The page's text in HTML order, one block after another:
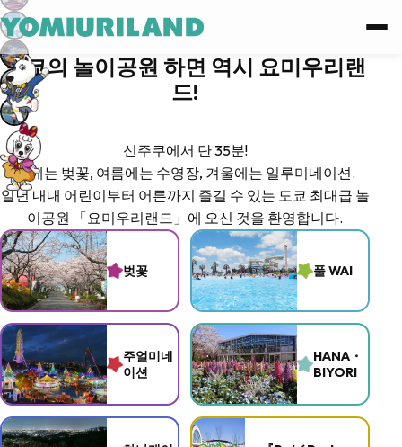
도쿄의 놀이공원 하면 역시 요미우리랜
드!
신주쿠에서 단 35분!
봄에는 벚꽃, 여름에는 수영장, 겨울에는 일루미네이션.
일년 내내 어린이부터 어른까지 즐길 수 있는 도쿄 최대급 놀
이공원 「요미우리랜드」에 오신 것을 환영합니다.
벚꽃 풀 WAI
주얼미네
이션
HANA・
BIYORI
로그인
Facebook 계정으로 로그인
Google 계정으로 로그인
or
회원가입
비밀번호를 잊으셨나요?